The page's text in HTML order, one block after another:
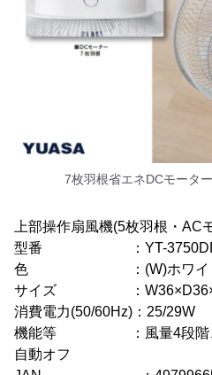
7枚羽根省エネDCモータ
上部操作扇風機(5枚羽根・AC
型番 ：YT-
色 ：(W)ホワイ
サイズ ：
消費電力(50/60Hz)：25/29W
機能等 ：風量4段階、切
自動オフ